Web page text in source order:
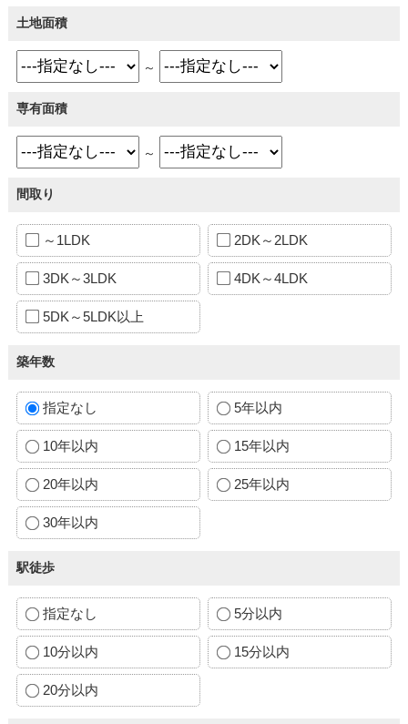
土地面積
～
専有面積
～
間取り
～1LDK 2DK～2LDK
3DK～3LDK 4DK～4LDK
5DK～5LDK以上
築年数
指定なし 5年以内
10年以内 15年以内
20年以内 25年以内
30年以内
駅徒歩
指定なし 5分以内
10分以内 15分以内
20分以内